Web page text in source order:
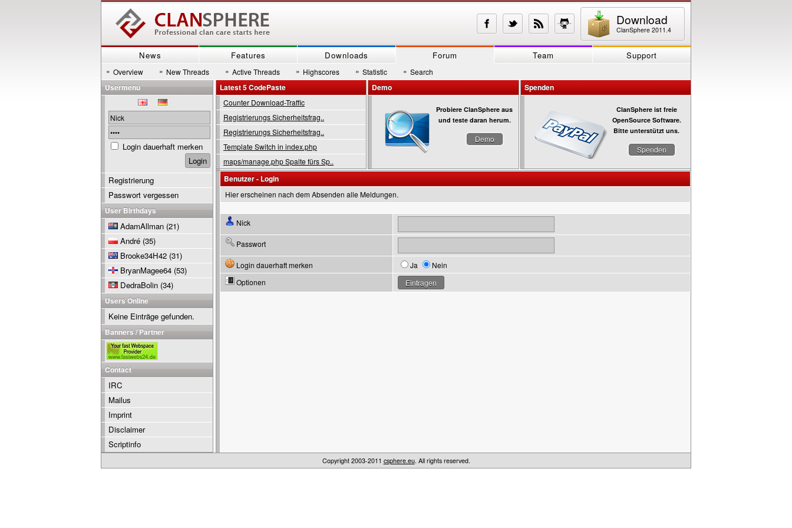
Download
ClanSphere 2011.4
News Features Downloads Forum Team Support
» Overview » New Threads » Active Threads » Highscores » Statistic » Search
Latest 5 CodePaste
Counter Download-Traffic
Registrierungs Sicherheitsfrag..
Registrierungs Sicherheitsfrag..
Template Switch in index.php
maps/manage.php Spalte fürs Sp..
Demo
Probiere ClanSphere aus
und teste daran herum.
Demo
Spenden
ClanSphere ist freie
OpenSource Software.
Bitte unterstützt uns.
Spenden
Benutzer - Login
Hier erscheinen nach dem Absenden alle Meldungen.
Nick
Passwort
Login dauerhaft merken Ja
Nein
Optionen
Usermenu
Login dauerhaft merken
Registrierung
Passwort vergessen
User Birthdays
AdamAllman (21)
André (35)
Brooke34H42 (31)
BryanMagee64 (53)
DedraBolin (34)
Users Online
Keine Einträge gefunden.
Banners / Partner
Contact
IRC
Mailus
Imprint
Disclaimer
Scriptinfo
Copyright 2003-2011 csphere.eu. All rights reserved.